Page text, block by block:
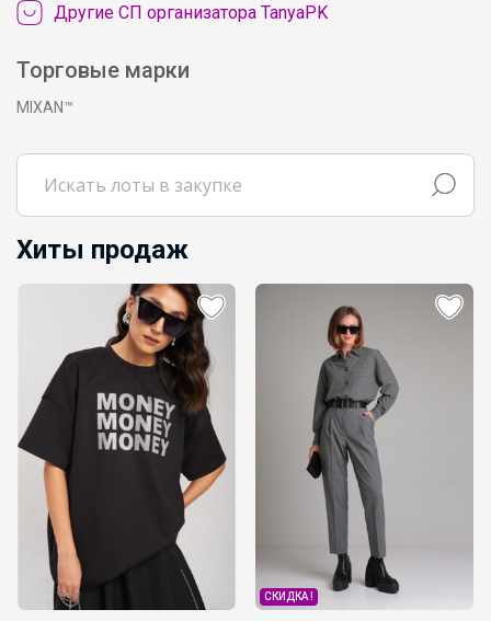
Другие СП организатора TanyaPK
Торговые марки
MIXAN™
Хиты продаж
СКИДКА !
ЧАТ в MAX